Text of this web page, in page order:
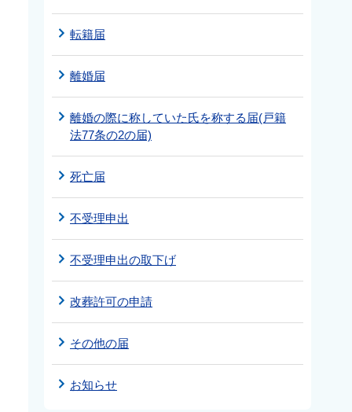
転籍届
離婚届
離婚の際に称していた氏を称する届(戸籍
法77条の2の届)
死亡届
不受理申出
不受理申出の取下げ
改葬許可の申請
その他の届
お知らせ